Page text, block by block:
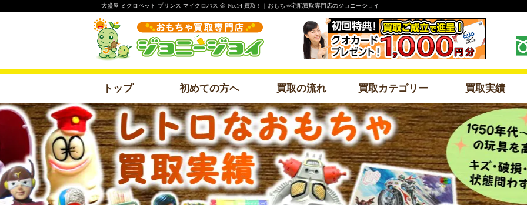
大盛屋 ミクロペット プリンス マイクロバス 金 No.14 買取！｜おもちゃ宅配買取専門店のジョニージョイ
トップ 初めての方へ 買取の流れ 買取カテゴリー 買取実績